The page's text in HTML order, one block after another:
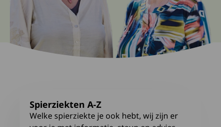
Spierziekten A-Z
Welke spierziekte je ook hebt, wij zijn er